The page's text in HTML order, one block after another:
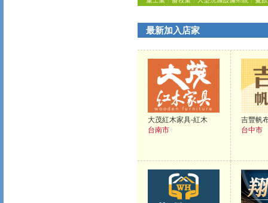
最新加入店家
大茂紅木家具-紅木
台南市
吉豐帆
台中市